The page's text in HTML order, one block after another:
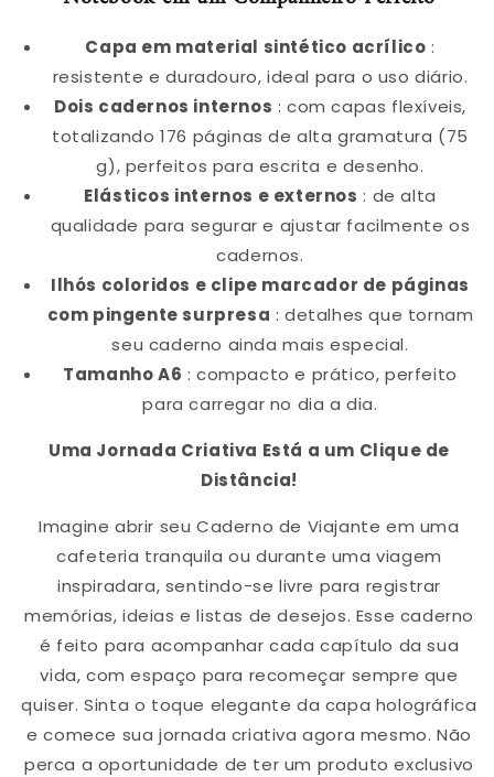
Capa em material sintético acrílico :
resistente e duradouro, ideal para o uso diário.
Dois cadernos internos : com capas flexíveis,
totalizando 176 páginas de alta gramatura (75
g), perfeitos para escrita e desenho.
Elásticos internos e externos : de alta
qualidade para segurar e ajustar facilmente os
cadernos.
Ilhós coloridos e clipe marcador de páginas
com pingente surpresa : detalhes que tornam
seu caderno ainda mais especial.
Tamanho A6 : compacto e prático, perfeito
para carregar no dia a dia.
Uma Jornada Criativa Está a um Clique de
Distância!
Imagine abrir seu Caderno de Viajante em uma
cafeteria tranquila ou durante uma viagem
inspiradara, sentindo-se livre para registrar
memórias, ideias e listas de desejos. Esse caderno
é feito para acompanhar cada capítulo da sua
vida, com espaço para recomeçar sempre que
quiser. Sinta o toque elegante da capa holográfica
e comece sua jornada criativa agora mesmo. Não
perca a oportunidade de ter um produto exclusivo